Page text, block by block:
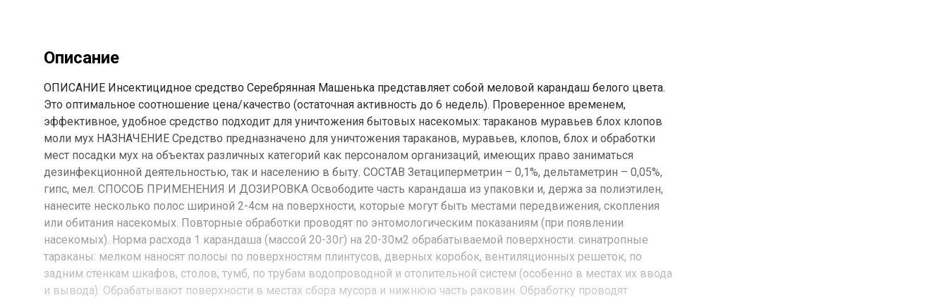
Описание
ОПИСАНИЕ Инсектицидное средство Серебрянная Машенька представляет собой меловой карандаш белого цвета.
Это оптимальное соотношение цена/качество (остаточная активность до 6 недель). Проверенное временем,
эффективное, удобное средство подходит для уничтожения бытовых насекомых: тараканов муравьев блох клопов
моли мух НАЗНАЧЕНИЕ Средство предназначено для уничтожения тараканов, муравьев, клопов, блох и обработки
мест посадки мух на объектах различных категорий как персоналом организаций, имеющих право заниматься
дезинфекционной деятельностью, так и населению в быту. СОСТАВ Зетациперметрин – 0,1%, дельтаметрин – 0,05%,
гипс, мел. СПОСОБ ПРИМЕНЕНИЯ И ДОЗИРОВКА Освободите часть карандаша из упаковки и, держа за полиэтилен,
нанесите несколько полос шириной 2-4см на поверхности, которые могут быть местами передвижения, скопления
или обитания насекомых. Повторные обработки проводят по энтомологическим показаниям (при появлении
насекомых). Норма расхода 1 карандаша (массой 20-30г) на 20-30м2 обрабатываемой поверхности. синатропные
тараканы: мелком наносят полосы по поверхностям плинтусов, дверных коробок, вентиляционных решеток, по
задним стенкам шкафов, столов, тумб, по трубам водопроводной и отопительной систем (особенно в местах их ввода
и вывода). Обрабатывают поверхности в местах сбора мусора и нижнюю часть раковин. Обработку проводят